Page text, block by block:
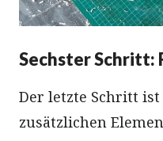
Sechster Schritt:
Der letzte Schritt
zusätzlichen